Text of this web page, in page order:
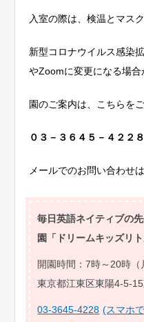
入室の際は、検温とマス
新型コロナウイルス感染
やZoomに変更になる場合
園のご案内は、こちらを
０３－３６４５－４２２８
メールでのお問い合わせ
毎日英語ネイティブの
園「ドリームキッズリト
開園時間：7時～20時（
東京都江東区東陽4-5-
03-3645-4228 (スマホ